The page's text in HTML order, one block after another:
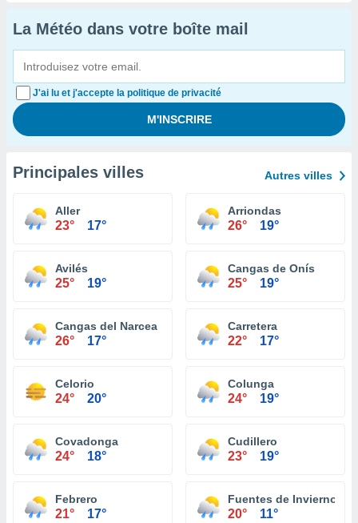
La Météo dans votre boîte mail
J'ai lu et j'accepte la politique de privacité
Principales villes Autres villes
Aller
23° 17°
Arriondas
26° 19°
Avilés
25° 19°
Cangas de Onís
25° 19°
Cangas del Narcea
26° 17°
Carretera
22° 17°
Celorio
24° 20°
Colunga
24° 19°
Covadonga
24° 18°
Cudillero
23° 19°
Febrero
21° 17°
Fuentes de Invierno
20° 11°